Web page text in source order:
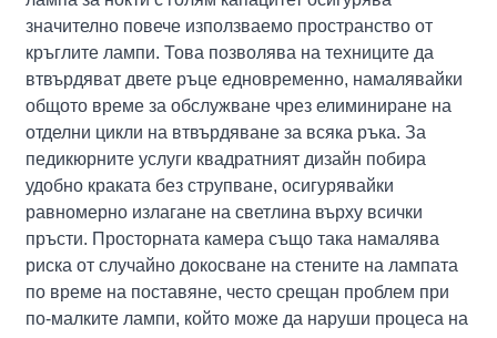
значително повече използваемо пространство от
кръглите лампи. Това позволява на техниците да
втвърдяват двете ръце едновременно, намалявайки
общото време за обслужване чрез елиминиране на
отделни цикли на втвърдяване за всяка ръка. За
педикюрните услуги квадратният дизайн побира
удобно краката без струпване, осигурявайки
равномерно излагане на светлина върху всички
пръсти. Просторната камера също така намалява
риска от случайно докосване на стените на лампата
по време на поставяне, често срещан проблем при
по-малките лампи, който може да наруши процеса на